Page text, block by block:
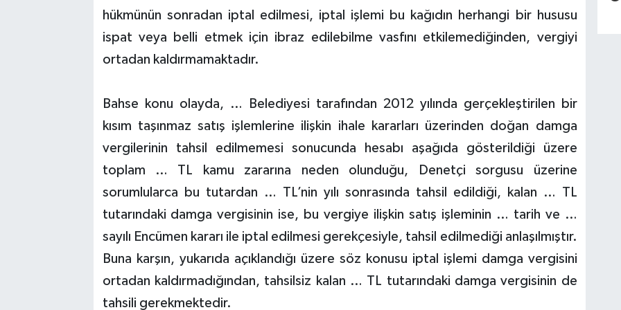
hükmünün sonradan iptal edilmesi, iptal işlemi bu kağıdın herhangi bir hususu
ispat veya belli etmek için ibraz edilebilme vasfını etkilemediğinden, vergiyi
ortadan kaldırmamaktadır.
Bahse konu olayda, … Belediyesi tarafından 2012 yılında gerçekleştirilen bir
kısım taşınmaz satış işlemlerine ilişkin ihale kararları üzerinden doğan damga
vergilerinin tahsil edilmemesi sonucunda hesabı aşağıda gösterildiği üzere
toplam … TL kamu zararına neden olunduğu, Denetçi sorgusu üzerine
sorumlularca bu tutardan … TL’nin yılı sonrasında tahsil edildiği, kalan … TL
tutarındaki damga vergisinin ise, bu vergiye ilişkin satış işleminin … tarih ve …
sayılı Encümen kararı ile iptal edilmesi gerekçesiyle, tahsil edilmediği anlaşılmıştır.
Buna karşın, yukarıda açıklandığı üzere söz konusu iptal işlemi damga vergisini
ortadan kaldırmadığından, tahsilsiz kalan … TL tutarındaki damga vergisinin de
tahsili gerekmektedir.